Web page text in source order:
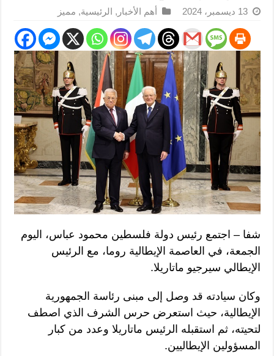
13 ديسمبر، 2024 أهم الأخبار , الرئيسية, مميز
شفا – اجتمع رئيس دولة فلسطين محمود عباس، اليوم
الجمعة، في العاصمة الإيطالية روما، مع الرئيس
الإيطالي سيرجيو ماتاريلا.
وكان سيادته قد وصل إلى مبنى رئاسة الجمهورية
الإيطالية، حيث استعرض حرس الشرف الذي اصطف
لتحيته، ثم استقبله الرئيس ماتاريلا وعدد من كبار
المسؤولين الإيطاليين.